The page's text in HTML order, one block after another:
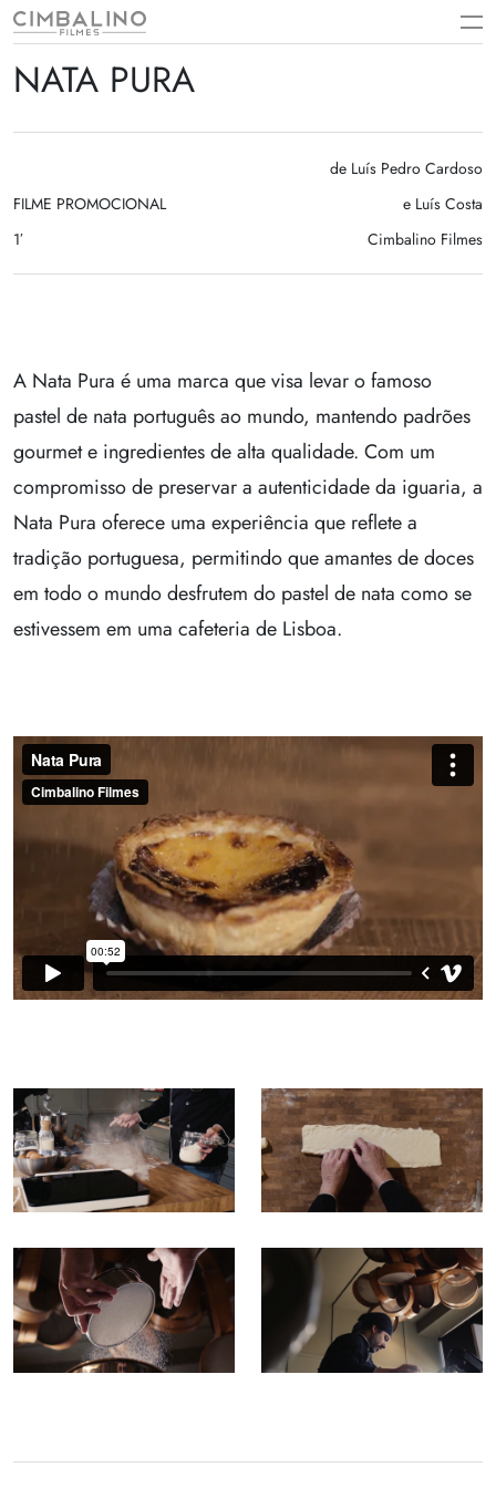
Skip
content
NATA PURA
FILME PROMOCIONAL
1′
de Luís Pedro Cardoso
e Luís Costa
Cimbalino Filmes
A Nata Pura é uma marca que visa levar o famoso
pastel de nata português ao mundo, mantendo padrões
gourmet e ingredientes de alta qualidade. Com um
compromisso de preservar a autenticidade da iguaria, a
Nata Pura oferece uma experiência que reflete a
tradição portuguesa, permitindo que amantes de doces
em todo o mundo desfrutem do pastel de nata como se
estivessem em uma cafeteria de Lisboa.